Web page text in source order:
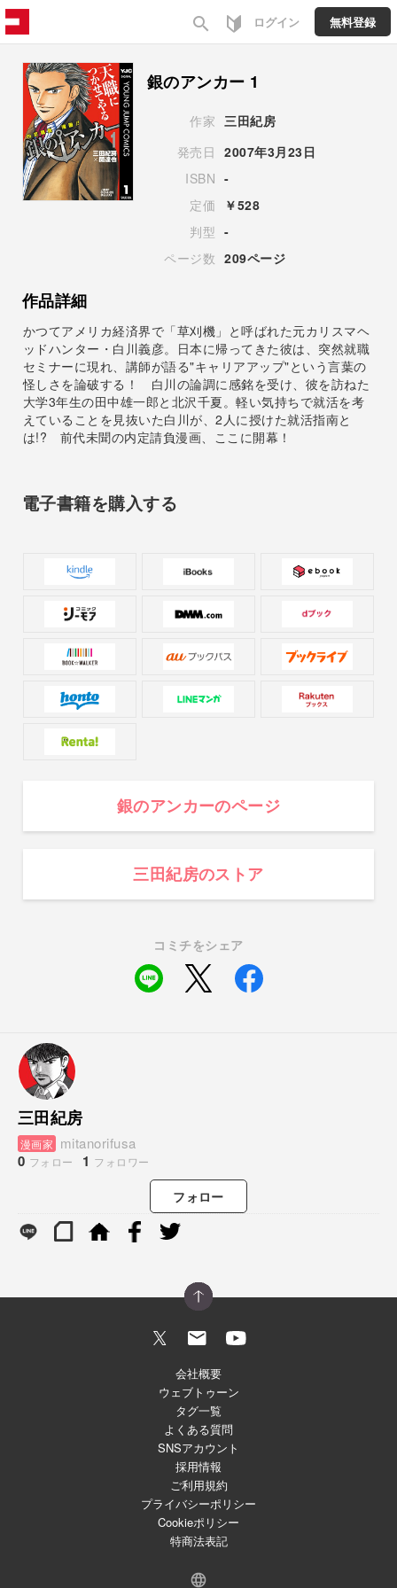
search ログイン 無料登録
銀のアンカー 1
作家 三田紀房
発売日
2007年3月23日
ISBN -
定価
￥528
判型 -
ページ数 209ページ
作品詳細
かつてアメリカ経済界で「草刈機」と呼ばれた元カリスマヘ
ッドハンター・白川義彦。日本に帰ってきた彼は、突然就職
セミナーに現れ、講師が語る"キャリアアップ"という言葉の
怪しさを論破する！ 白川の論調に感銘を受け、彼を訪ねた
大学3年生の田中雄一郎と北沢千夏。軽い気持ちで就活を考
えていることを見抜いた白川が、2人に授けた就活指南と
は!? 前代未聞の内定請負漫画、ここに開幕！
電子書籍を購入する
銀のアンカーのページ
三田紀房のストア
コミチをシェア
三田紀房
漫画家 mitanorifusa
0 フォロー 1 フォロワー
フォロー
会社概要
ウェブトゥーン
タグ一覧
よくある質問
SNSアカウント
採用情報
ご利用規約
プライバシーポリシー
Cookieポリシー
特商法表記